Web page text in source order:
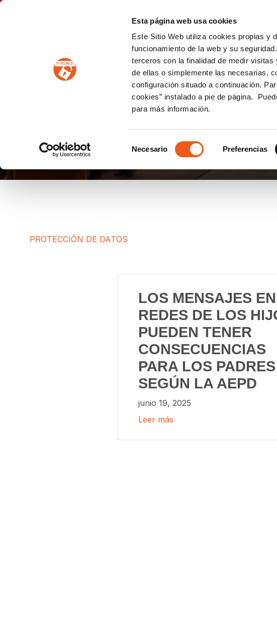
Esta página web usa cookies
Este Sitio Web utiliza cookies propias y
funcionamiento de la web y su
terceros con la finalidad de medir
de ellas o simplemente las necesarias,
configuración situado a continuación.
cookies” instalado a pie de página.
para más información.
de
Necesario Preferencias
PROTECCION DE DATOS IGUALDAD
CONSECUENCIAS PADRES
PROTECCIÓN DE DATOS
LOS MENSAJES EN
REDES DE LOS
PUEDEN TENER
CONSECUENCIAS
PARA LOS PADRES
SEGÚN LA AEPD
junio 19, 2025
Leer más